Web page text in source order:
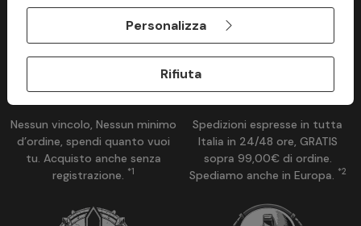
Nessun vincolo, Nessun minimo
d’ordine, spendi quanto vuoi
tu. Acquisto anche senza
registrazione. *1
Spedizioni espresse in tutta
Italia in 24/48 ore, GRATIS
sopra 99,00€ di ordine.
Spediamo anche in Europa. *2
Personalizza
Rifiuta